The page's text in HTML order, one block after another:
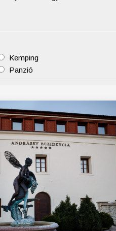
Kemping
Panzió